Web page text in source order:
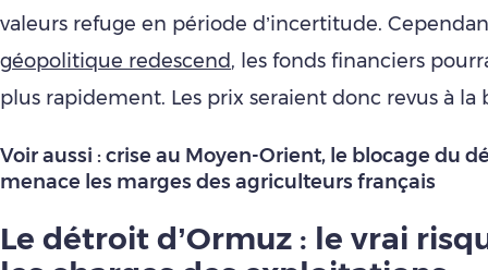
valeurs refuge en période d’incertitude.
géopolitique redescend, les fonds financiers
plus rapidement. Les prix seraient donc revus à la
Voir aussi :crise au Moyen-Orient, le blocage du
menace les marges des agriculteurs français
Le détroit d’Ormuz : le vrai